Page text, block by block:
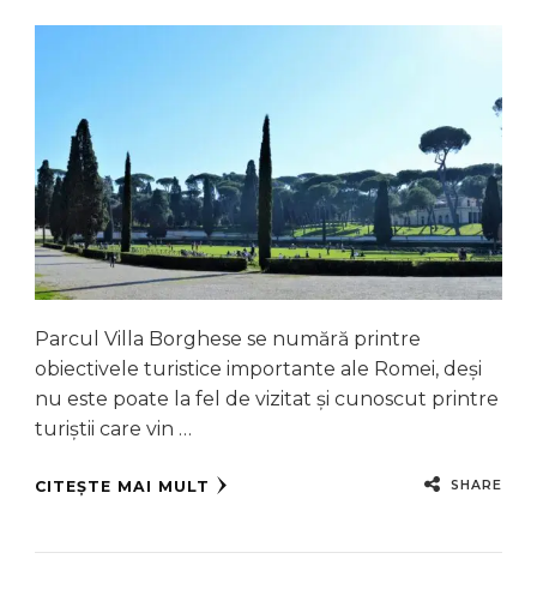
Parcul Villa Borghese se numără printre
obiectivele turistice importante ale Romei, deși
nu este poate la fel de vizitat și cunoscut printre
turiștii care vin …
CITEȘTE MAI MULT SHARE